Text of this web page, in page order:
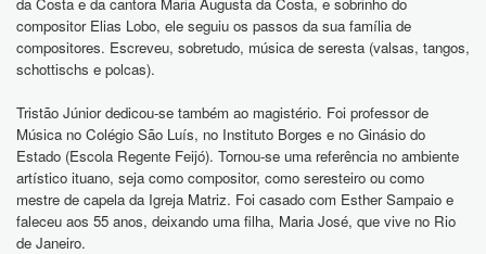
compositor Elias Lobo, ele seguiu os passos da sua família de
compositores. Escreveu, sobretudo, música de seresta (valsas, tangos,
schottischs e polcas).
Tristão Júnior dedicou-se também ao magistério. Foi professor de
Música no Colégio São Luís, no Instituto Borges e no Ginásio do
Estado (Escola Regente Feijó). Tornou-se uma referência no ambiente
artístico ituano, seja como compositor, como seresteiro ou como
mestre de capela da Igreja Matriz. Foi casado com Esther Sampaio e
faleceu aos 55 anos, deixando uma filha, Maria José, que vive no Rio
de Janeiro.